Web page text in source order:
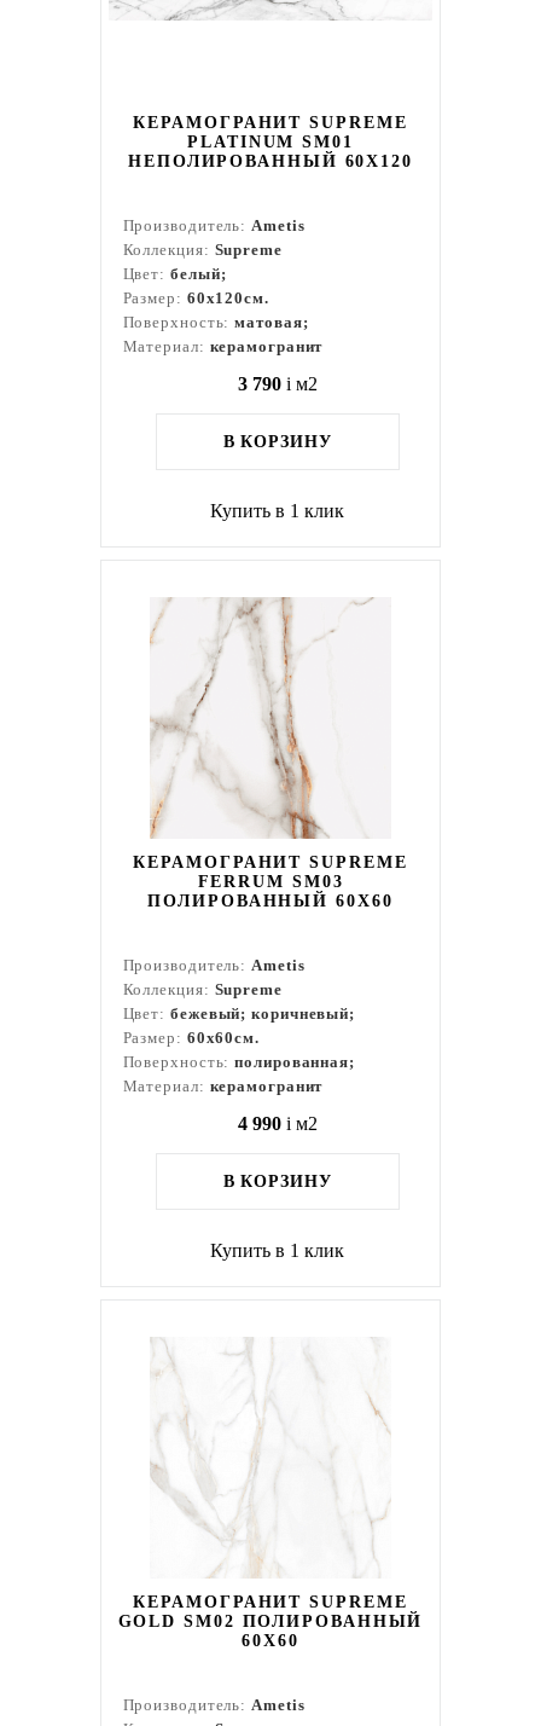
КЕРАМОГРАНИТ SUPREME
PLATINUM SM01
НЕПОЛИРОВАННЫЙ 60X120
Производитель:Ametis
Коллекция: Supreme
Цвет: белый;
Размер: 60x120см.
Поверхность:матовая;
Материал: керамогранит
3 790 i м2
В КОРЗИНУ
Купить в 1 клик
КЕРАМОГРАНИТ SUPREME
FERRUM SM03
ПОЛИРОВАННЫЙ 60X60
Производитель:Ametis
Коллекция: Supreme
Цвет: бежевый; коричневый;
Размер: 60x60см.
Поверхность:полированная;
Материал: керамогранит
4 990 i м2
В КОРЗИНУ
Купить в 1 клик
КЕРАМОГРАНИТ SUPREME
GOLD SM02 ПОЛИРОВАННЫЙ
60X60
Производитель:Ametis